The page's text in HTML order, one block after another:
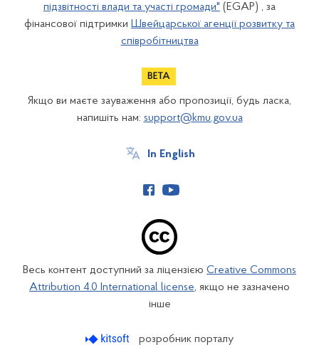
підзвітності влади та участі громади" (EGAP) , за
фінансової підтримки Швейцарської агенції розвитку та
співробітництва
Якщо ви маєте зауваження або пропозиції, будь ласка,
напишіть нам: support@kmu.gov.ua
In English
Весь контент доступний за ліцензією Creative Commons
Attribution 4.0 International license, якщо не зазначено
інше
розробник порталу